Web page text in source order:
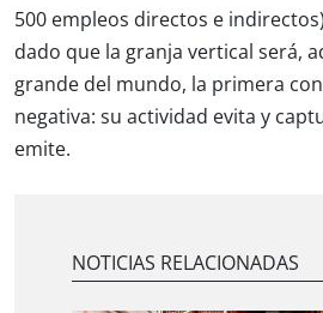
500 empleos directos e
dado que la granja vertical será,
grande del mundo, la primera
negativa: su actividad evita y
emite.
NOTICIAS RELACIONADAS